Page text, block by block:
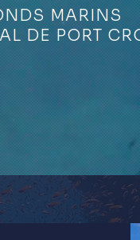
MARINS
DE PORT